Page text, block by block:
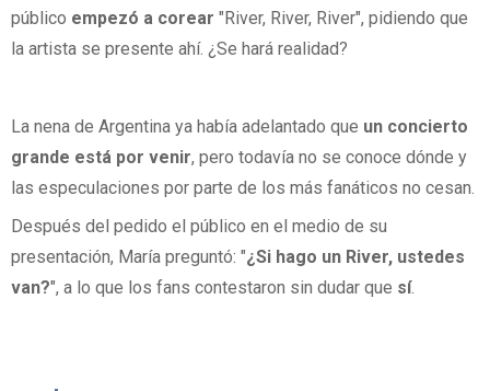
público empezó a corear "River, River, River", pidiendo que
la artista se presente ahí. ¿Se hará realidad?
La nena de Argentina ya había adelantado que un concierto
grande está por venir, pero todavía no se conoce dónde y
las especulaciones por parte de los más fanáticos no cesan.
Después del pedido el público en el medio de su
presentación, María preguntó: "¿Si hago un River, ustedes
van?", a lo que los fans contestaron sin dudar que sí.